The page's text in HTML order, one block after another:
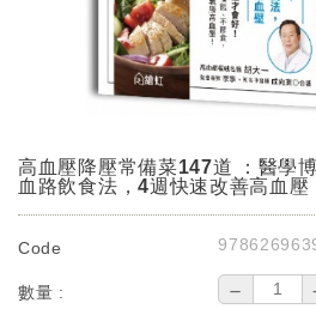
高血壓降壓常備菜147道 ：醫學
血路飲食法，4週快速改善高血壓
Code
數量 : －